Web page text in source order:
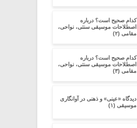
کدام صحیح است؟ درباره
اصطلاحات موسیقی سنتی، نواحی،
مقامی (۲)
کدام صحیح است؟ درباره
اصطلاحات موسیقی سنتی، نواحی،
مقامی (۳)
دیدگاه «عینی» و ذهنی در آوانگاری
موسیقی (۱)